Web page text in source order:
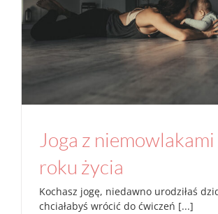
Joga z niemowlakami do 1
Aktualności Studio
Joga z niemowlakami
roku życia
Kochasz jogę, niedawno urodziłaś
chciałabyś wrócić do ćwiczeń [...]